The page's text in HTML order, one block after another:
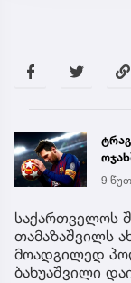
9
საქართველოს
თამაზაშვილს
მოადგილედ
ბახუაშვილი